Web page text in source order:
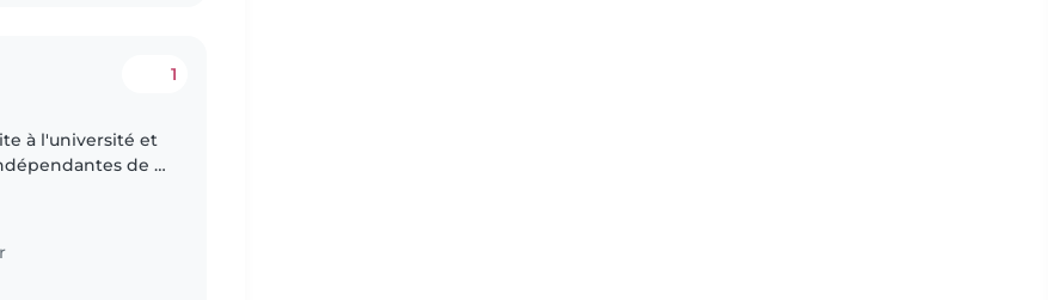
1
à l'université et
de 11